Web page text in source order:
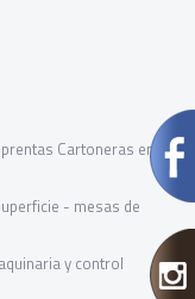
Cartoneras en
- mesas de
y control